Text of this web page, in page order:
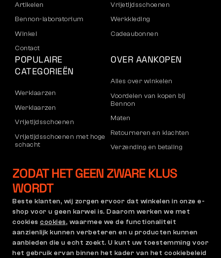
Artikelen
Bennon-laboratorium
Winkel
Contact
Vrijetijdsschoenen
Werkkleding
Cadeaubonnen
POPULAIRE
CATEGORIEËN
Werklaarzen
Werklaarzen
Vrijetijdsschoenen
Vrijetijdsschoenen met hoge
schacht
Sweatshirts
OVER AANKOPEN
Alles over winkelen
Voordelen van kopen bij
Bennon
Maten
Retourneren en klachten
Verzending en betaling
Registratie voor B2B
Algemene Voorwaarden
Klachtenregeling en
Garantiebeleid
Cookie-instellingen
GDPR
ZODAT HET GEEN ZWARE KLUS
WORDT
Beste klanten, wij zorgen ervoor dat winkelen in onze e-
shop voor u geen karwei is. Daarom werken we met
cookies cookies, waarmee we de functionaliteit
aanzienlijk kunnen verbeteren en u producten kunnen
aanbieden die u echt zoekt. U kunt uw toestemming voor
het gebruik ervan binnen het kader van het cookiebeleid